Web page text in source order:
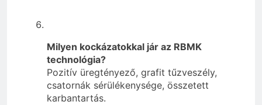
Milyen kockázatokkal jár az RBMK
technológia?
Pozitív üregtényező, grafit tűzveszély,
csatornák sérülékenysége, összetett
karbantartás.